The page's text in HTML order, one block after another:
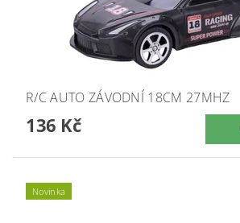
R/C AUTO ZÁVODNÍ 18CM 27MHZ
136 Kč
Novinka